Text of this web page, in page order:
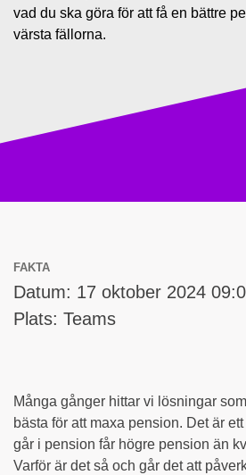
vad du ska göra för att få en bättre
värsta fällorna.
FAKTA
Datum: 17 oktober 2024
Plats: Teams
Många gånger hittar vi lösningar
bästa för att maxa pension. Det är
går i pension får högre pension än
Varför är det så och går det att